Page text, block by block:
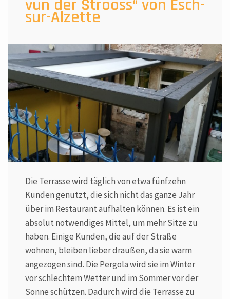
vun der Strooss“ von Esch-
sur-Alzette
Die Terrasse wird täglich von etwa fünfzehn
Kunden genutzt, die sich nicht das ganze Jahr
über im Restaurant aufhalten können. Es ist ein
absolut notwendiges Mittel, um mehr Sitze zu
haben. Einige Kunden, die auf der Straße
wohnen, bleiben lieber draußen, da sie warm
angezogen sind. Die Pergola wird sie im Winter
vor schlechtem Wetter und im Sommer vor der
Sonne schützen. Dadurch wird die Terrasse zu